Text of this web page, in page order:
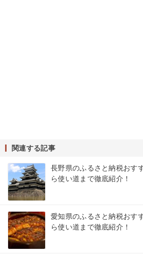
関連する記事
長野県のふるさと納税おす
ら使い道まで徹底紹介！
愛知県のふるさと納税おす
ら使い道まで徹底紹介！